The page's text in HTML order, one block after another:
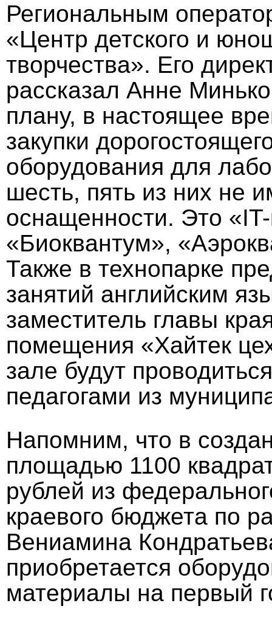
Региональным
«Центр детского и
творчества». Его
рассказал Анне
плану, в настоящее
закупки
оборудования для
шесть, пять из них не
оснащенности. Это
«Биоквантум»,
Также в технопарке
занятий английским
заместитель главы
помещения «Хайтек
зале будут
педагогами из
Напомним, что в
площадью 1100
рублей из
краевого бюджета по
Вениамина
приобретается
материалы на первый